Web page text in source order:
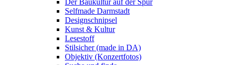
Der Baukultur auf der Spur
Selfmade Darmstadt
Designschnipsel
Kunst & Kultur
Lesestoff
Stilsicher (made in DA)
Objektiv (Konzertfotos)